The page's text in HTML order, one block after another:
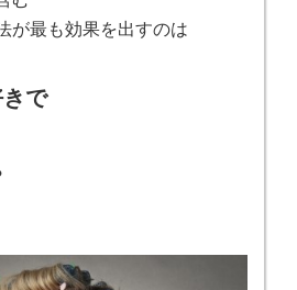
が最も効果を出すのは
で